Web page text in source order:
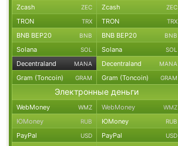
Zcash ZEC Zcash ZEC
TRON TRX TRON TRX
BNB BEP20 BNB BNB BEP20 BNB
Solana SOL Solana SOL
Decentraland MANA Decentraland MANA
Gram (Toncoin) GRAM Gram (Toncoin) GRAM
Электронные деньги
WebMoney WMZ WebMoney WMZ
ЮMoney RUB ЮMoney RUB
PayPal USD PayPal USD